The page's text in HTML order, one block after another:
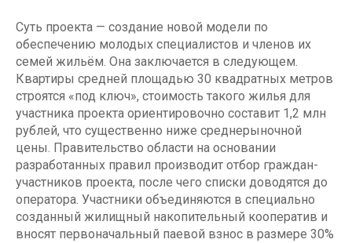
Суть проекта — создание новой модели по
обеспечению молодых специалистов и членов их
семей жильём. Она заключается в следующем.
Квартиры средней площадью 30 квадратных метров
строятся «под ключ», стоимость такого жилья для
участника проекта ориентировочно составит 1,2 млн
рублей, что существенно ниже среднерыночной
цены. Правительство области на основании
разработанных правил производит отбор граждан-
участников проекта, после чего списки доводятся до
оператора. Участники объединяются в специально
созданный жилищный накопительный кооператив и
вносят первоначальный паевой взнос в размере 30%